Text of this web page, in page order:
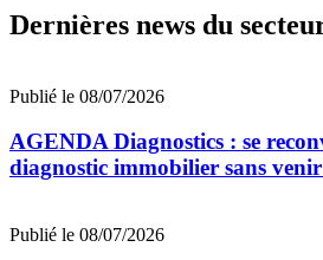
Dernières news du
Publié le 08/07/2026
AGENDA Diagnostics : se
diagnostic immobilier sans
Publié le 08/07/2026